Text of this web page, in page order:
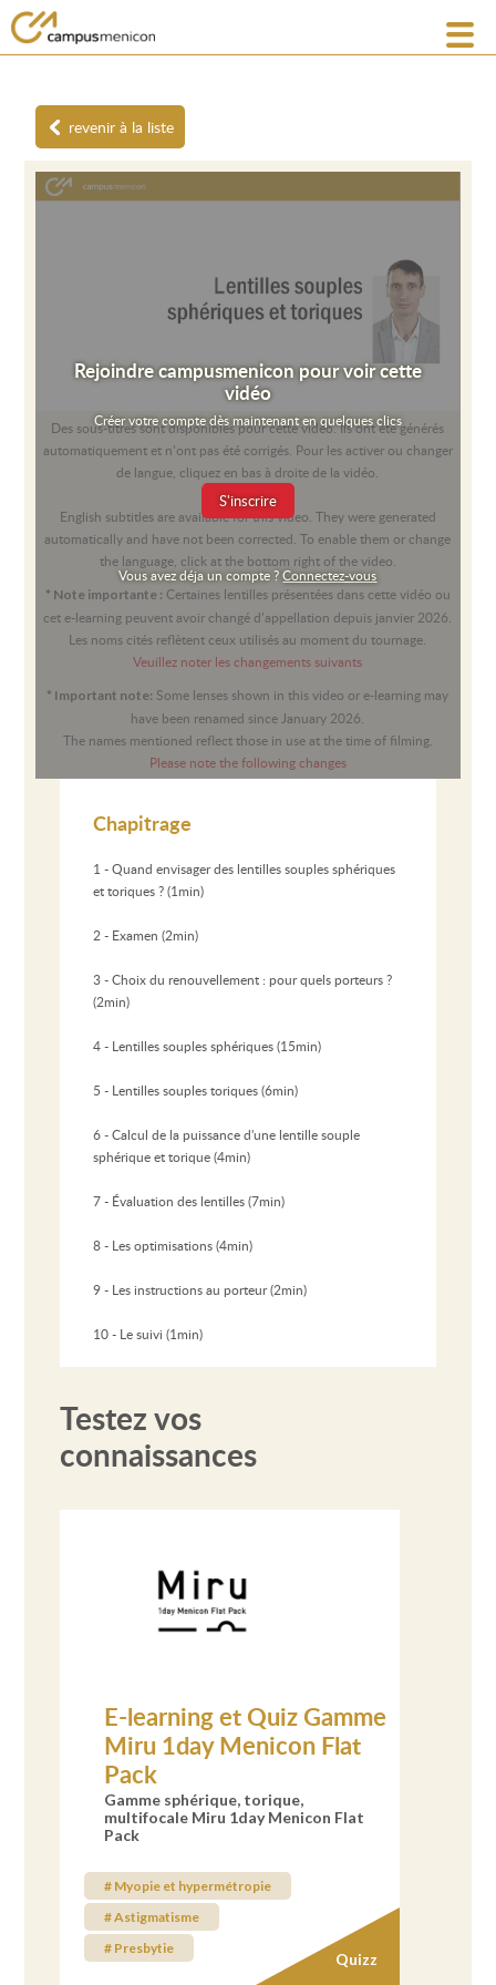
revenir à la liste
Rejoindre campusmenicon pour voir cette
vidéo
Créer votre compte dès maintenant en quelques clics
S'inscrire
Vous avez déja un compte ?Connectez-vous
Des sous-titres sont disponibles pour cette vidéo. Ils ont été générés
automatiquement et n’ont pas été corrigés. Pour les activer ou changer
de langue, cliquez en bas à droite de la vidéo.
English subtitles are available for this video. They were generated
automatically and have not been corrected. To enable them or change
the language, click at the bottom right of the video.
* Note importante : Certaines lentilles présentées dans cette vidéo ou
cet e-learning peuvent avoir changé d’appellation depuis janvier 2026.
Les noms cités reflètent ceux utilisés au moment du tournage.
Veuillez noter les changements suivants
* Important note: Some lenses shown in this video or e-learning may
have been renamed since January 2026.
The names mentioned reflect those in use at the time of filming.
Please note the following changes
Chapitrage
1 - Quand envisager des lentilles souples sphériques
et toriques ? (1min)
2 - Examen (2min)
3 - Choix du renouvellement : pour quels porteurs ?
(2min)
4 - Lentilles souples sphériques (15min)
5 - Lentilles souples toriques (6min)
6 - Calcul de la puissance d'une lentille souple
sphérique et torique (4min)
7 - Évaluation des lentilles (7min)
8 - Les optimisations (4min)
9 - Les instructions au porteur (2min)
10 - Le suivi (1min)
Testez vos
connaissances
E-learning et Quiz Gamme
Miru 1day Menicon Flat
Pack
Gamme sphérique, torique,
multifocale Miru 1day Menicon Flat
Pack
Quizz
# Myopie et hypermétropie
# Astigmatisme
# Presbytie